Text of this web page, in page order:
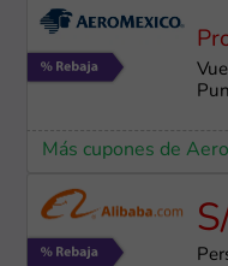
Más cupones de